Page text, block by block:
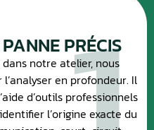
PRÉCIS
notre atelier, nous
en profondeur. Il
d’outils professionnels
l’origine exacte du